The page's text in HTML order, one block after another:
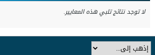
لا توجد نتائج تلبي هذه المعايير.